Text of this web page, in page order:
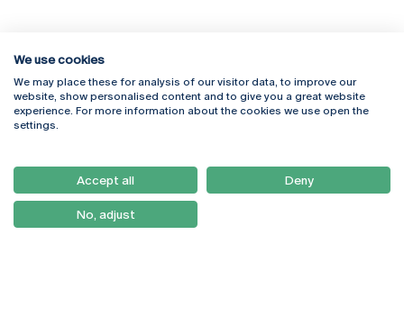
Rua Diogo Botelho 1327
4169-005 Porto
+351 226 196 240
Campus Online
Webmail
Como Chegar
Newsletter
We use cookies
We may place these for analysis of our visitor data, to improve our
website, show personalised content and to give you a great website
experience. For more information about the cookies we use open the
settings.
Accept all Deny
No, adjust